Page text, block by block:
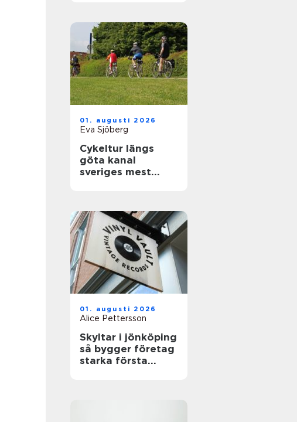
01. augusti 2026
Eva Sjöberg
Cykeltur längs
göta kanal
sveriges mest
01. augusti 2026
Alice Pettersson
Skyltar i jönköping
så bygger företag
starka första